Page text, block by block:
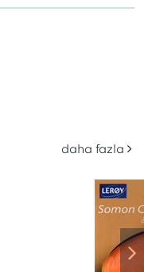
daha fazla